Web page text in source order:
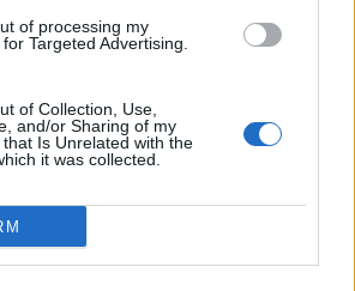
of processing my
Targeted Advertising.
of Collection, Use,
and/or Sharing of my
Is Unrelated with the
it was collected.
- Teharje
da je neznani storilec
v tovorno vozilo in ukradel okoli